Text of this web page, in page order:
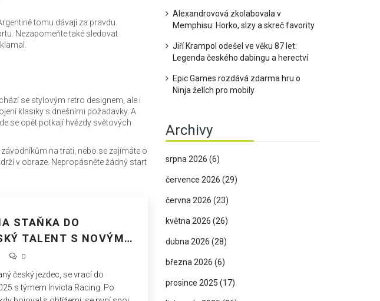
tomu dávají za pravdu.
Nezapomeňte také sledovat
se stylovým retro designem, ale i
klasiky s dnešními požadavky. A
se opět potkají hvězdy světových
na trati, nebo se zajímáte o
v obraze. Nepropásněte žádný start
STAŇKA DO
TALENT S NOVÝM
PRO SEZÓNU
0
český jezdec, se vrací do
s týmem Invicta Racing. Po
Alexandrovová zkolabovala v
Memphisu: Horko, slzy a skreč favority
Jiří Krampol odešel ve věku 87 let:
Legenda českého dabingu a herectví
Epic Games rozdává zdarma hru o
Ninja želích pro mobily
Archivy
srpna 2026 (6)
července 2026 (29)
června 2026 (23)
května 2026 (26)
dubna 2026 (28)
března 2026 (6)
prosince 2025 (17)